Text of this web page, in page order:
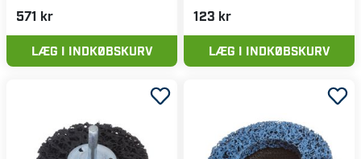
571 kr
LÆG I INDKØBSKURV
123 kr
LÆG I INDKØBSKURV